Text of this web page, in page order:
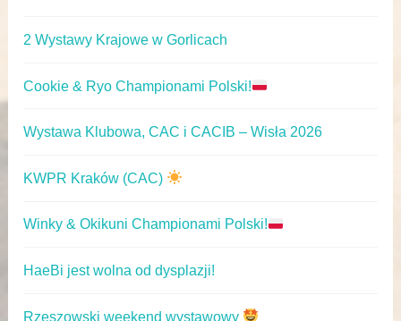
2 Wystawy Krajowe w Gorlicach
Cookie & Ryo Championami Polski!
Wystawa Klubowa, CAC i CACIB – Wisła 2026
KWPR Kraków (CAC)
Winky & Okikuni Championami Polski!
HaeBi jest wolna od dysplazji!
Rzeszowski weekend wystawowy